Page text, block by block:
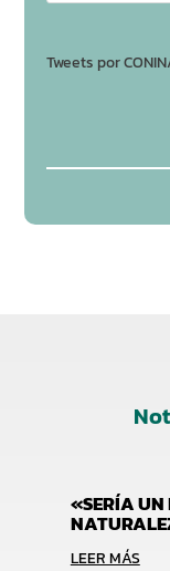
Tweets por
«SERÍA UN
LEER MÁS